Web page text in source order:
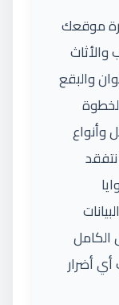
موقعك
والبقع
وأنواع
الكامل
أي أضرار